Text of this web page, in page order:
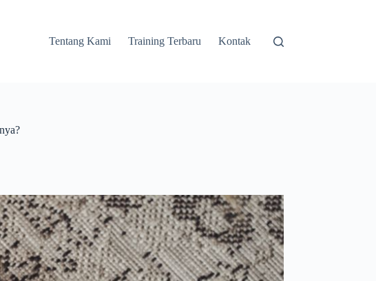
Tentang Kami Training Terbaru Kontak